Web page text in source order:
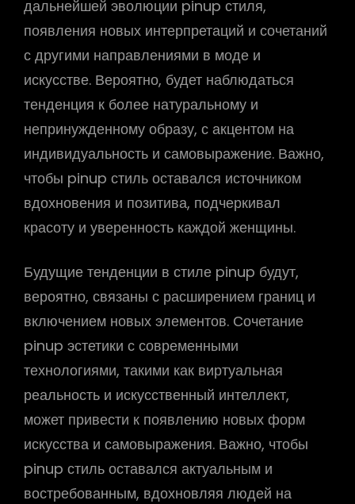
дальнейшей эволюции pinup стиля,
появления новых интерпретаций и сочетаний
с другими направлениями в моде и
искусстве. Вероятно, будет наблюдаться
тенденция к более натуральному и
непринужденному образу, с акцентом на
индивидуальность и самовыражение. Важно,
чтобы pinup стиль оставался источником
вдохновения и позитива, подчеркивал
красоту и уверенность каждой женщины.
Будущие тенденции в стиле pinup будут,
вероятно, связаны с расширением границ и
включением новых элементов. Сочетание
pinup эстетики с современными
технологиями, такими как виртуальная
реальность и искусственный интеллект,
может привести к появлению новых форм
искусства и самовыражения. Важно, чтобы
pinup стиль оставался актуальным и
востребованным, вдохновляя людей на